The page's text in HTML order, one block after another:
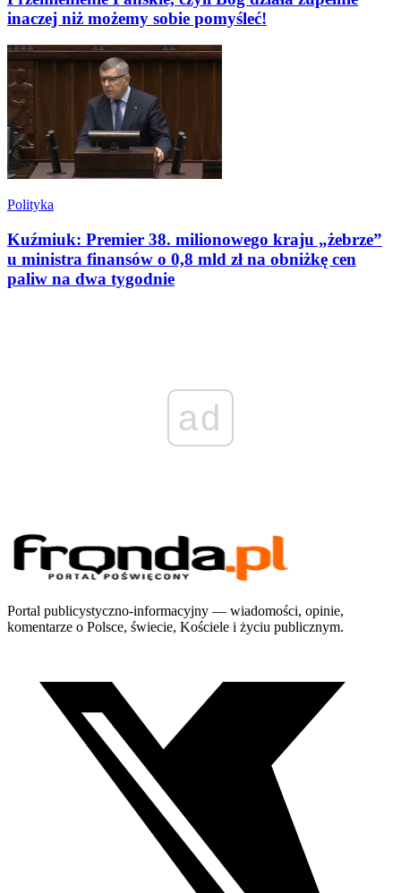
inaczej niż możemy sobie pomyśleć!
Polityka
Kuźmiuk: Premier 38. milionowego kraju „żebrze”
u ministra finansów o 0,8 mld zł na obniżkę cen
paliw na dwa tygodnie
ad
Portal publicystyczno-informacyjny — wiadomości, opinie,
komentarze o Polsce, świecie, Kościele i życiu publicznym.